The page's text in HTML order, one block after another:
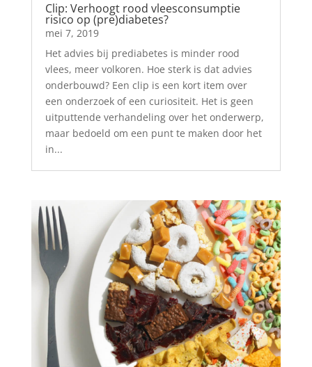
Clip: Verhoogt rood vleesconsumptie
risico op (pre)diabetes?
mei 7, 2019
Het advies bij prediabetes is minder rood
vlees, meer volkoren. Hoe sterk is dat advies
onderbouwd? Een clip is een kort item over
een onderzoek of een curiositeit. Het is geen
uitputtende verhandeling over het onderwerp,
maar bedoeld om een punt te maken door het
in...